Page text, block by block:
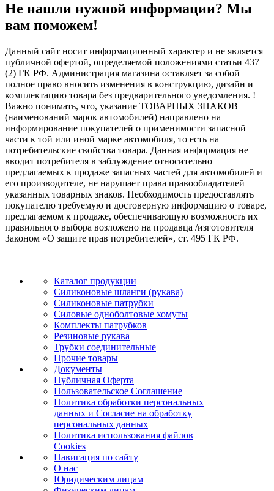
Не нашли нужной информации? Мы
вам поможем!
Данный сайт носит информационный характер и не является
публичной офертой, определяемой положениями статьи 437
(2) ГК РФ. Администрация магазина оставляет за собой
полное право вносить изменения в конструкцию, дизайн и
комплектацию товара без предварительного уведомления. !
Важно понимать, что, указание ТОВАРНЫХ ЗНАКОВ
(наименований марок автомобилей) направлено на
информирование покупателей о применимости запасной
части к той или иной марке автомобиля, то есть на
потребительские свойства товара. Данная информация не
вводит потребителя в заблуждение относительно
предлагаемых к продаже запасных частей для автомобилей и
его производителе, не нарушает права правообладателей
указанных товарных знаков. Необходимость предоставлять
покупателю требуемую и достоверную информацию о товаре,
предлагаемом к продаже, обеспечивающую возможность их
правильного выбора возложено на продавца /изготовителя
Законом «О защите прав потребителей», ст. 495 ГК РФ.
Каталог продукции
Силиконовые шланги (рукава)
Силиконовые патрубки
Силовые одноболтовые хомуты
Комплекты патрубков
Резиновые рукава
Трубки соединительные
Прочие товары
Документы
Публичная Оферта
Пользовательское Соглашение
Политика обработки персональных
данных и Согласие на обработку
персональных данных
Политика использования файлов
Cookies
Навигация по сайту
О нас
Юридическим лицам